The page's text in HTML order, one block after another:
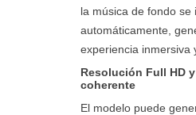
la música de fondo se
automáticamente,
experiencia inmersiva
Resolución Full HD
coherente
El modelo puede